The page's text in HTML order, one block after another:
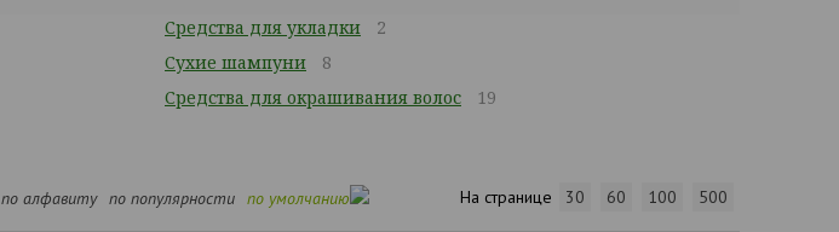
Средства для укладки
2
Сухие шампуни
8
Средства для окрашивания волос
19
по алфавиту по популярности по умолчанию На странице 30 60 100 500